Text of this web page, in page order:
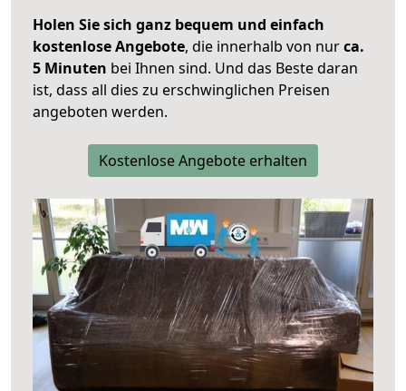
Holen Sie sich ganz bequem und einfach
kostenlose Angebote, die innerhalb von nurca.
5 Minuten bei Ihnen sind. Und das Beste daran
ist, dass all dies zu erschwinglichen Preisen
angeboten werden.
Kostenlose Angebote erhalten